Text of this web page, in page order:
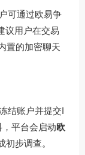
可通过欧易争
议用户在交易
置的加密聊天
结账户并提交I
平台会启动欧
步调查。